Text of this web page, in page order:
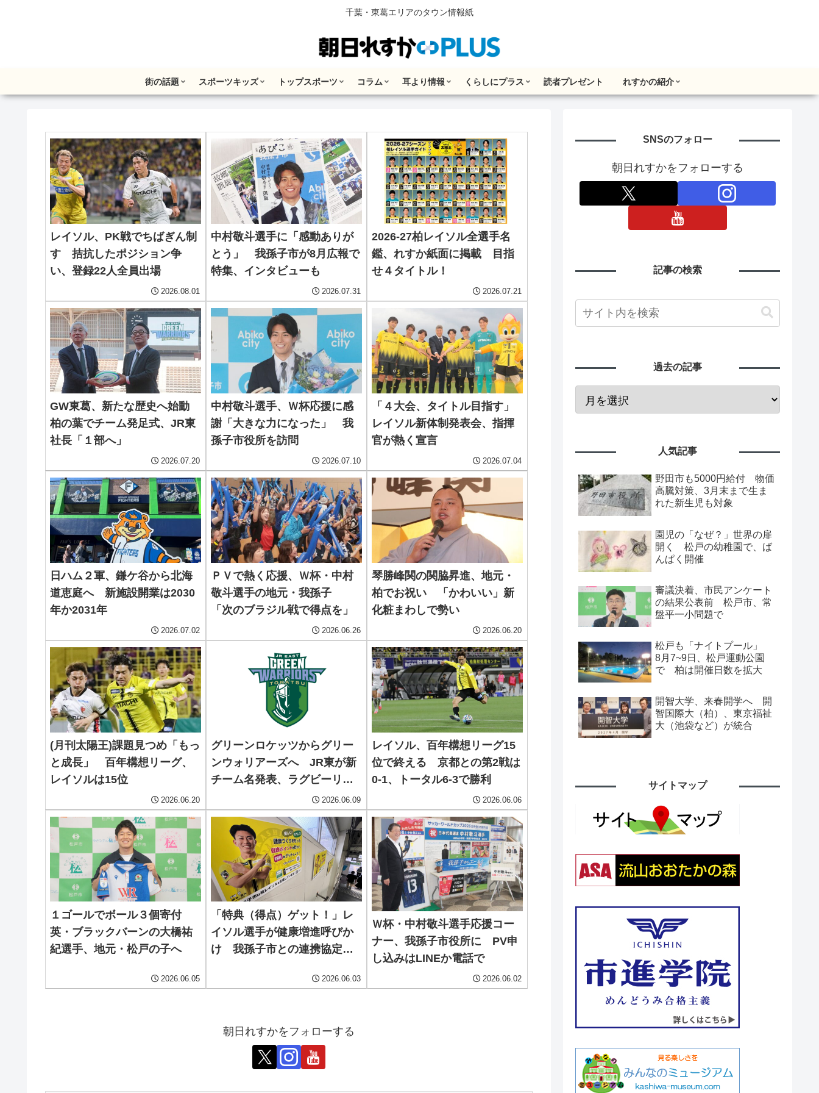
千葉・東葛エリアのタウン情報紙
街の話題 スポーツキッズ トップスポーツ コラム 耳より情報 くらしにプラス 読者プレゼント れすかの紹介
レイソル、PK戦でちばぎん制
す 拮抗したポジション争
い、登録22人全員出場
2026.08.01
中村敬斗選手に「感動ありが
とう」 我孫子市が8月広報で
特集、インタビューも
2026.07.31
2026-27柏レイソル全選手名
鑑、れすか紙面に掲載 目指
せ４タイトル！
2026.07.21
GW東葛、新たな歴史へ始動
柏の葉でチーム発足式、JR東
社長「１部へ」
2026.07.20
中村敬斗選手、Ｗ杯応援に感
謝「大きな力になった」 我
孫子市役所を訪問
2026.07.10
「４大会、タイトル目指す」
レイソル新体制発表会、指揮
官が熱く宣言
2026.07.04
日ハム２軍、鎌ケ谷から北海
道恵庭へ 新施設開業は2030
年か2031年
2026.07.02
ＰＶで熱く応援、Ｗ杯・中村
敬斗選手の地元・我孫子
「次のブラジル戦で得点を」
2026.06.26
琴勝峰関の関脇昇進、地元・
柏でお祝い 「かわいい」新
化粧まわしで勢い
2026.06.20
(月刊太陽王)課題見つめ「もっ
と成長」 百年構想リーグ、
レイソルは15位
2026.06.20
グリーンロケッツからグリー
ンウォリアーズへ JR東が新
チーム名発表、ラグビーリー
2026.06.09
レイソル、百年構想リーグ15
位で終える 京都との第2戦は
0-1、トータル6-3で勝利
2026.06.06
１ゴールでボール３個寄付
英・ブラックバーンの大橋祐
紀選手、地元・松戸の子へ
2026.06.05
「特典（得点）ゲット！」レ
イソル選手が健康増進呼びか
け 我孫子市との連携協定始
2026.06.03
Ｗ杯・中村敬斗選手応援コー
ナー、我孫子市役所に PV申
し込みはLINEか電話で
2026.06.02
朝日れすかをフォローする
SNSのフォロー
朝日れすかをフォローする
記事の検索
過去の記事
人気記事
野田市も5000円給付 物価
高騰対策、3月末まで生ま
れた新生児も対象
園児の「なぜ？」世界の扉
開く 松戸の幼稚園で、ば
んぱく開催
審議決着、市民アンケート
の結果公表前 松戸市、常
盤平一小問題で
松戸も「ナイトプール」
8月7~9日、松戸運動公園
で 柏は開催日数を拡大
開智大学、来春開学へ 開
智国際大（柏）、東京福祉
大（池袋など）が統合
サイトマップ